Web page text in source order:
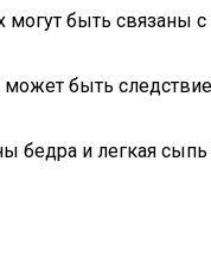
могут быть связаны
быть
бедра и легкая